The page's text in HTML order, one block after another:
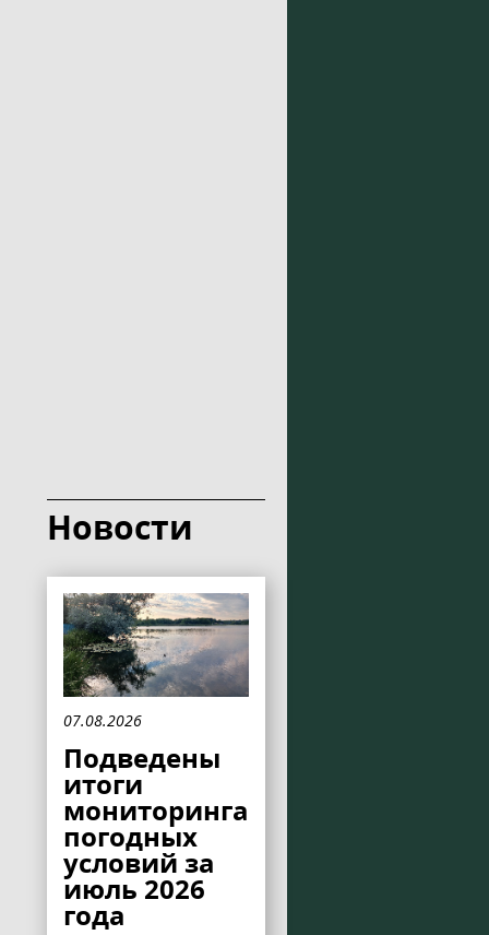
Новости
07.08.2026
Подведены
итоги
мониторинга
погодных
условий за
июль 2026
года